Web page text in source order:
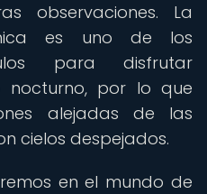
observaciones. La
es uno de los
para disfrutar
nocturno, por lo que
alejadas de las
cielos despejados.
en el mundo de